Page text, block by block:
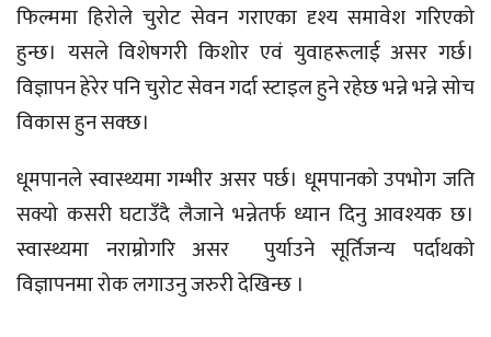
फिल्ममा हिरोले चुरोट सेवन गराएका दृश्य समावेश गरिएको
हुन्छ। यसले विशेषगरी किशोर एवं युवाहरूलाई असर गर्छ।
विज्ञापन हेरेर पनि चुरोट सेवन गर्दा स्टाइल हुने रहेछ भन्ने भन्ने सोच
विकास हुन सक्छ।
धूमपानले स्वास्थ्यमा गम्भीर असर पर्छ। धूमपानको उपभोग जति
सक्यो कसरी घटाउँदै लैजाने भन्नेतर्फ ध्यान दिनु आवश्यक छ।
स्वास्थ्यमा नराम्रोगरि असर पुर्याउने सूर्तिजन्य पर्दाथको
विज्ञापनमा रोक लगाउनु जरुरी देखिन्छ ।